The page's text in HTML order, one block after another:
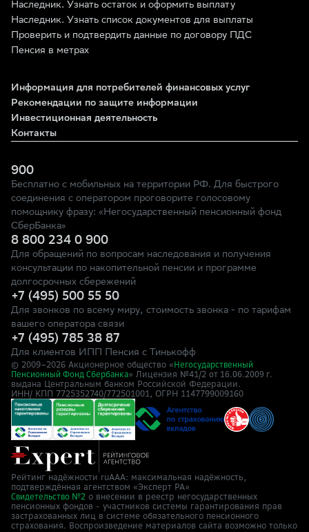
Наследник. Узнать остаток и оформить выплату
Наследник. Узнать список документов для выплаты
Проверить и подтвердить данные по договору ПДС
Пенсия в метрах
Информация для потребителей финансовых услуг
Рекомендации по защите информации
Инвестиционная деятельность
Контакты
900
Бесплатно с мобильных на территории РФ. Для быстрого
соединения с оператором проговорите голосовому
помощнику фразу: «Негосударственный пенсионный фонд
СберБанка»
8 800 234 0 900
Для обращений по вопросам наследования и получения
консультации по накопительной пенсии и программе
долгосрочных сбережений
+7 (495) 500 55 50
Для звонков по всему миру, стоимость звонка - по тарифам
вашего оператора связи
+7 (495) 785 38 87
Для клиентов ИПП Пенсия с Тинькофф
© 2009–2026 Акционерное общество « Негосударственный
Пенсионный Фонд Сбербанка» Лицензия №41/2 от 16.06.2009 г.
выдана Центральным банком Российской Федерации.
ИНН/ КПП 7725352740/772501001, ОГРН 1147799009160
Рейтинг надёжности ruAAA: максимальная надёжность,
подтверждённая агентством «Эксперт РА»
Свидетельство №2 о внесении в реестр негосударственных
пенсионных фондов - участников системы гарантирования прав
застрахованных лиц в системе обязательного пенсионного
страхования. Воспроизведение материалов сайта возможно только